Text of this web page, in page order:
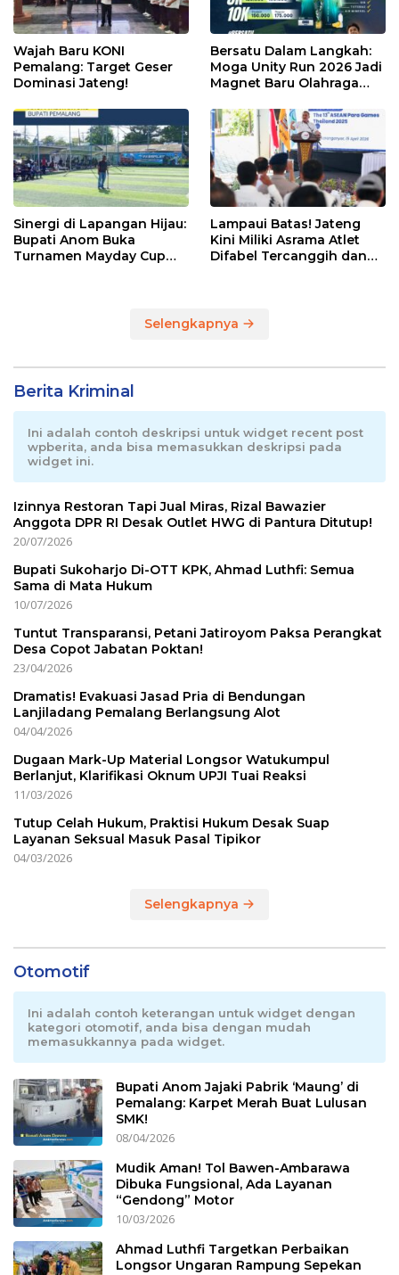
Wajah Baru KONI
Pemalang: Target Geser
Dominasi Jateng!
Bersatu Dalam Langkah:
Moga Unity Run 2026 Jadi
Magnet Baru Olahraga
Sinergi di Lapangan Hijau:
Bupati Anom Buka
Turnamen Mayday Cup
Lampaui Batas! Jateng
Kini Miliki Asrama Atlet
Difabel Tercanggih dan
Selengkapnya
Berita Kriminal
Ini adalah contoh deskripsi untuk widget recent post
wpberita, anda bisa memasukkan deskripsi pada
widget ini.
Izinnya Restoran Tapi Jual Miras, Rizal Bawazier
Anggota DPR RI Desak Outlet HWG di Pantura Ditutup!
20/07/2026
Bupati Sukoharjo Di-OTT KPK, Ahmad Luthfi: Semua
Sama di Mata Hukum
10/07/2026
Tuntut Transparansi, Petani Jatiroyom Paksa Perangkat
Desa Copot Jabatan Poktan!
23/04/2026
Dramatis! Evakuasi Jasad Pria di Bendungan
Lanjiladang Pemalang Berlangsung Alot
04/04/2026
Dugaan Mark-Up Material Longsor Watukumpul
Berlanjut, Klarifikasi Oknum UPJI Tuai Reaksi
11/03/2026
Tutup Celah Hukum, Praktisi Hukum Desak Suap
Layanan Seksual Masuk Pasal Tipikor
04/03/2026
Selengkapnya
Otomotif
Ini adalah contoh keterangan untuk widget dengan
kategori otomotif, anda bisa dengan mudah
memasukkannya pada widget.
Bupati Anom Jajaki Pabrik ‘Maung’ di
Pemalang: Karpet Merah Buat Lulusan
SMK!
08/04/2026
Mudik Aman! Tol Bawen-Ambarawa
Dibuka Fungsional, Ada Layanan
“Gendong” Motor
10/03/2026
Ahmad Luthfi Targetkan Perbaikan
Longsor Ungaran Rampung Sepekan